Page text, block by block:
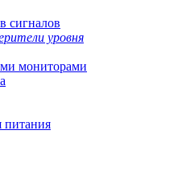
сигналов
уровня
мониторами
питания